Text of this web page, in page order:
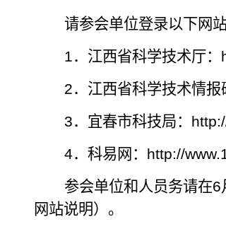
请参会单位登录以下网站
1．江西省科学技术厅：
2．江西省科学技术情报
3．宜春市科技局：
4．科易网： http://
参会单位和人员务请在6
网站说明）。